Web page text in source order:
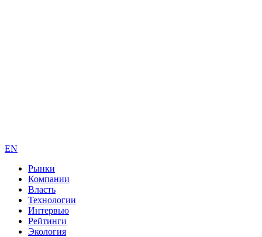
EN
Рынки
Компании
Власть
Технологии
Интервью
Рейтинги
Экология